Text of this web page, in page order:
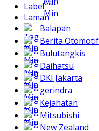
Label
Laman
Balapan
Berita Otomotif
Bulutangkis
Daihatsu
DKI Jakarta
gerindra
Kejahatan
Mitsubishi
New Zealand